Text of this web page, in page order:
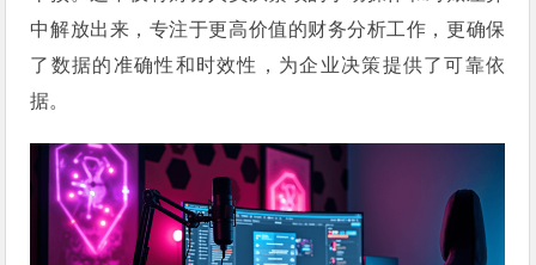
中解放出来，专注于更高价值的财务分析工作，更确保
了数据的准确性和时效性，为企业决策提供了可靠依
据。